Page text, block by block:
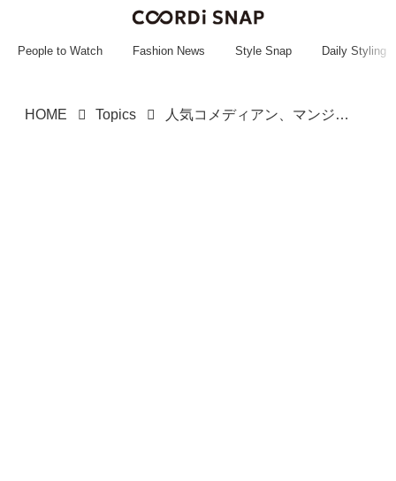
~~~~~~~~~~~
People to Watch Fashion News Style Snap Daily Styling
HOME Topics 人気コメディアン、マンジャロで約23kg減量後にフェイスリフト整形告白「もうやらない」